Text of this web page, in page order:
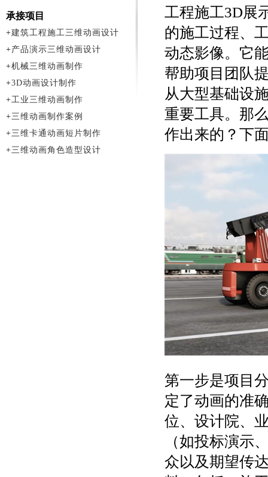
工程施工3D展
的施工过程、
动态影像。它
帮助项目团队
从大型基础设
重要工具。那
作出来的？下
第一步是项目
定了动画的准
位、设计院、
（如投标演示
众以及期望传
承接项目
+建筑工程施工三维动画设计
+产品演示三维动画设计
+机械三维动画制作
+3D动画设计制作
+工业三维动画制作
+三维动画制作案例
+三维卡通动画短片制作
+三维动画角色造型设计